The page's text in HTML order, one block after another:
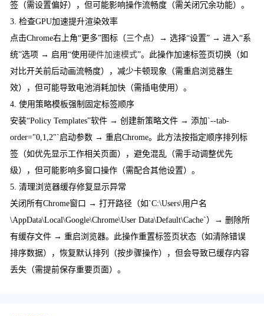
签（需设置偏好），但可能影响操作流畅度（需关闭冗余功能）。
3. 检查GPU加速提升渲染效率
点击Chrome右上角“更多”图标（三个点）→ 选择“设置” → 进入“系
统”选项 → 启用“使用硬件加速模式”。此操作加速标签页切换（如
对比开关前后动画流畅度），减少卡顿现象（需重启浏览器生
效），但可能导致电池消耗加快（需插电使用）。
4. 使用策略模板强制固定标签顺序
安装“Policy Templates”软件 → 创建新策略文件 → 添加`--tab-
order="0,1,2"`启动参数 → 重启Chrome。此方法按指定顺序排列标
签（如优先显示工作相关页面），避免混乱（需手动调整优先
级），但可能影响多窗口操作（需配合其他设置）。
5. 清理浏览器缓存修复显示异常
关闭所有Chrome窗口 → 打开路径（如`C:\Users\用户名
\AppData\Local\Google\Chrome\User Data\Default\Cache`）→ 删除所
有缓存文件 → 重启浏览器。此操作重置标签页状态（如清除错误
排序数据），恢复默认排列（按步骤操作），但会导致已缓存内容
丢失（需提前保存重要页面）。